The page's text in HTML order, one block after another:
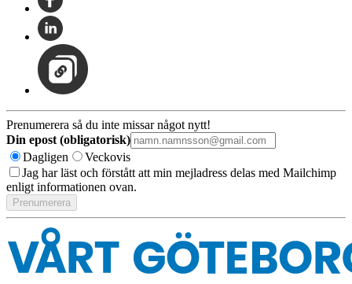
Prenumerera så du inte missar något nytt!
Din epost (obligatorisk)
Dagligen
Veckovis
Jag har läst och förstått att min mejladress delas med Mailchimp
enligt informationen ovan.